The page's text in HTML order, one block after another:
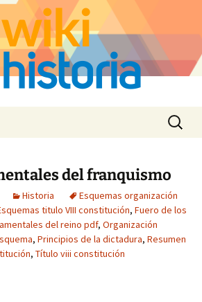
Buscar:
del franquismo
Historia
Esquemas organización
titulo VIII constitución, Fuero de los
del reino pdf, Organización
, Principios de la dictadura, Resumen
, Título viii constitución